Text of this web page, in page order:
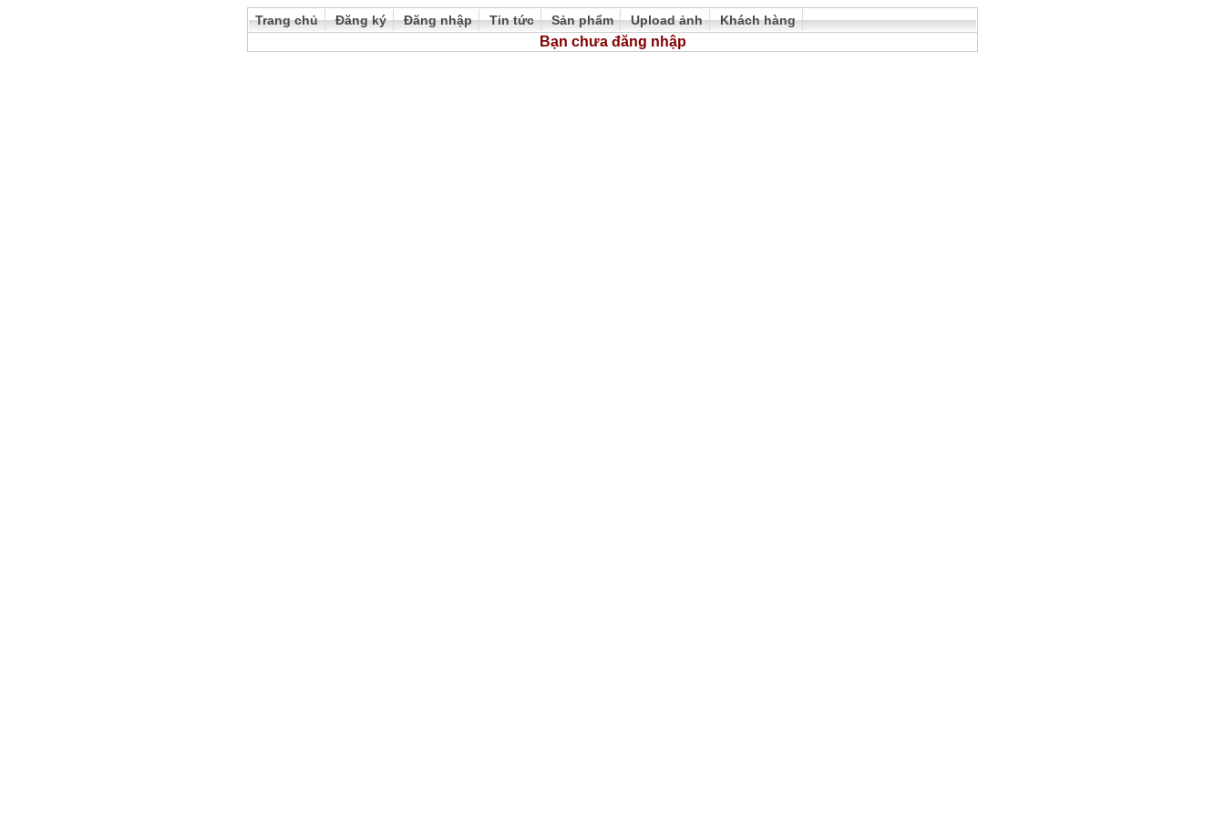
Trang chủ Đăng ký Đăng nhập Tin tức Sản phẩm Upload ảnh Khách hàng
Bạn chưa đăng nhập